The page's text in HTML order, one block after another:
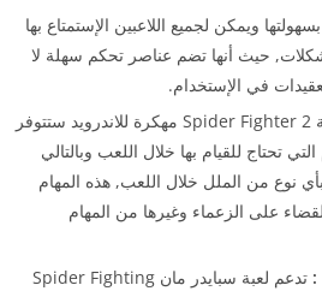
ويمكن لجميع اللاعبين الإستمتاع بها
حيث أنها تضم عناصر تحكم سهلة لا
في الإستخدام.
بعد تحميل لعبة Spider Fighter 2 مهكرة للاندرويد ستتوفر
تحتاج للقيام بها خلال اللعب وبالتالي
نوع من الملل خلال اللعب, هذه المهام
على الزعماء وغيرها من المهام
:
تدعم لعبة سبايدر مان Spider Fighting